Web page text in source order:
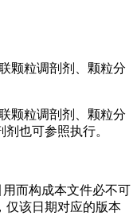
颗粒调剖剂、颗粒分
颗粒调剖剂、颗粒分
也可参照执行。
而构成本文件必不可
仅该日期对应的版本